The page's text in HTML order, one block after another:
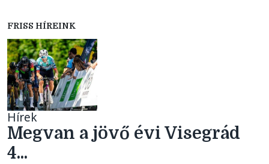
FRISS HÍREINK
Hírek
Megvan a jövő évi Visegrád
4...